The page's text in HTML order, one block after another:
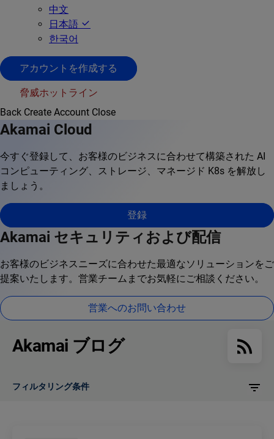
中文
日本語
한국어
アカウントを作成する
脅威ホットライン
Back Create Account Close
Akamai Cloud
今すぐ登録して、お客様のビジネスに合わせて構築された AI
コンピューティング、ストレージ、マネージド K8s を解放し
ましょう。
登録
Akamai セキュリティおよび配信
お客様のビジネスニーズに合わせた最適なソリューションをご
提案いたします。営業チームまでお気軽にご相談ください。
営業へのお問い合わせ
Akamai ブログ
フィルタリング条件